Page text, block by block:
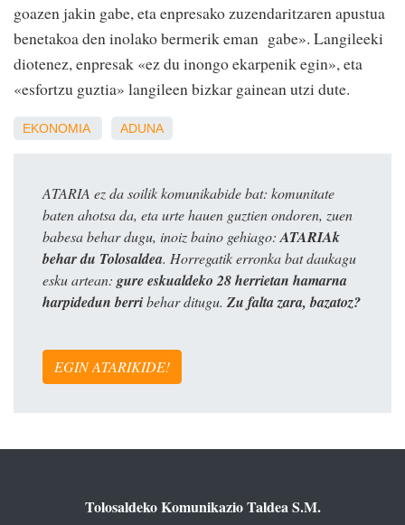
goazen jakin gabe, eta enpresako zuzendaritzaren apustua
benetakoa den inolako bermerik eman gabe». Langileeki
diotenez, enpresak «ez du inongo ekarpenik egin», eta
«esfortzu guztia» langileen bizkar gainean utzi dute.
EKONOMIA ADUNA
ATARIA ez da soilik komunikabide bat: komunitate
baten ahotsa da, eta urte hauen guztien ondoren, zuen
babesa behar dugu, inoiz baino gehiago: ATARIAk
behar du Tolosaldea. Horregatik erronka bat daukagu
esku artean: gure eskualdeko 28 herrietan hamarna
harpidedun berribehar ditugu. Zu falta zara, bazatoz?
EGIN ATARIKIDE!
Tolosaldeko Komunikazio Taldea S.M.